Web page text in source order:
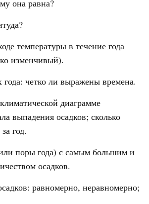
она равна?
температуры в течение года
изменчивый).
четко ли выражены времена.
диаграмме
выпадения осадков; сколько
год.
поры года) с самым большим и
осадков.
равномерно, неравномерно;